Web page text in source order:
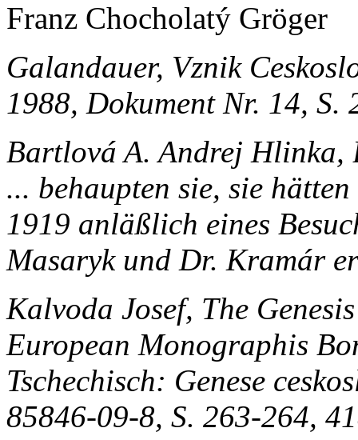
Franz Chocholatý Gröger
Galandauer, Vznik
1988, Dokument Nr. 14, S.
Bartlová A. Andrej Hlinka,
... behaupten sie, sie
1919 anläßlich eines
Masaryk und Dr. Kramár
Kalvoda Josef, The
European Monographis
Tschechisch: Genese
85846-09-8, S. 263-264,